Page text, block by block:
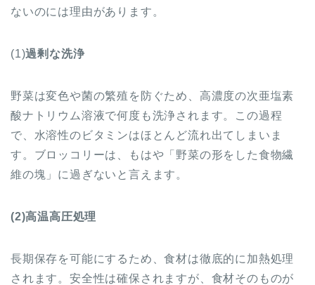
ないのには理由があります。
(1)過剰な洗浄
野菜は変色や菌の繁殖を防ぐため、高濃度の次亜塩素
酸ナトリウム溶液で何度も洗浄されます。この過程
で、水溶性のビタミンはほとんど流れ出てしまいま
す。ブロッコリーは、もはや「野菜の形をした食物繊
維の塊」に過ぎないと言えます。
(2)高温高圧処理
長期保存を可能にするため、食材は徹底的に加熱処理
されます。安全性は確保されますが、食材そのものが